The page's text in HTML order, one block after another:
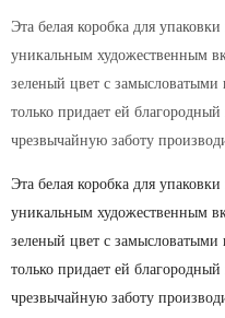
Эта белая коробка для
уникальным художественным
зеленый цвет с
только придает ей
чрезвычайную заботу
Эта белая коробка для
уникальным художественным
зеленый цвет с
только придает ей
чрезвычайную заботу